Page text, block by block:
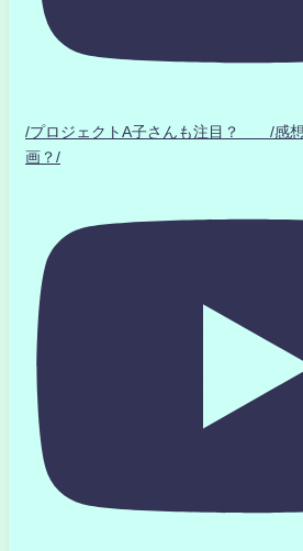
/プロジェクトA子さんも注目？ /感想
画？/